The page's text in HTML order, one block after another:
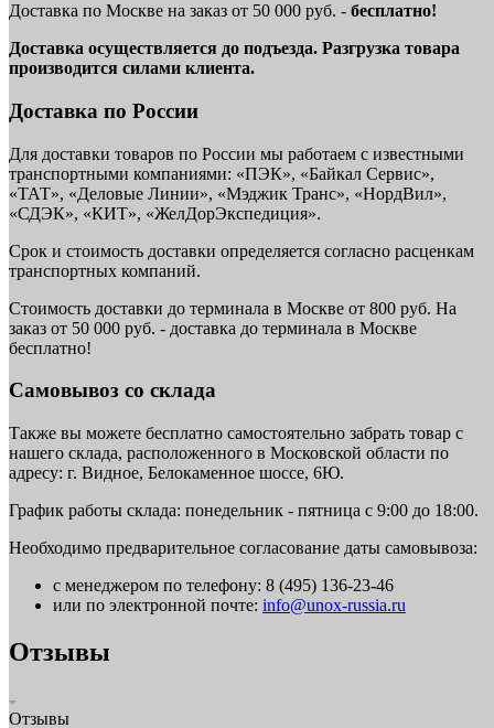
Доставка по Москве на заказ от 50 000 руб. - бесплатно!
Доставка осуществляется до подъезда. Разгрузка товара
производится силами клиента.
Доставка по России
Для доставки товаров по России мы работаем с известными
транспортными компаниями: «ПЭК», «Байкал Сервис»,
«ТАТ», «Деловые Линии», «Мэджик Транс», «НордВил»,
«СДЭК», «КИТ», «ЖелДорЭкспедиция».
Срок и стоимость доставки определяется согласно расценкам
транспортных компаний.
Стоимость доставки до терминала в Москве от 800 руб. На
заказ от 50 000 руб. - доставка до терминала в Москве
бесплатно!
Самовывоз со склада
Также вы можете бесплатно самостоятельно забрать товар с
нашего склада, расположенного в Московской области по
адресу: г. Видное, Белокаменное шоссе, 6Ю.
График работы склада: понедельник - пятница с 9:00 до 18:00.
Необходимо предварительное согласование даты самовывоза:
с менеджером по телефону: 8 (495) 136-23-46
или по электронной почте: info@unox-russia.ru
Отзывы
Отзывы